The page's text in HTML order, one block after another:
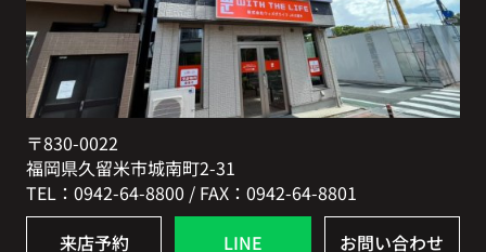
〒830-0022
福岡県久留米市城南町2-31
TEL：0942-64-8800 / FAX：0942-64-8801
来店予約 LINE お問い合わせ